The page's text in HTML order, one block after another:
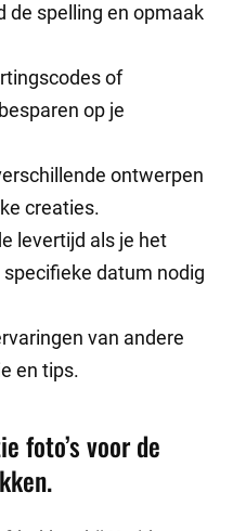
de spelling en opmaak
of
op je
ontwerpen
creaties.
levertijd als je het
datum nodig
van andere
en tips.
foto’s voor de